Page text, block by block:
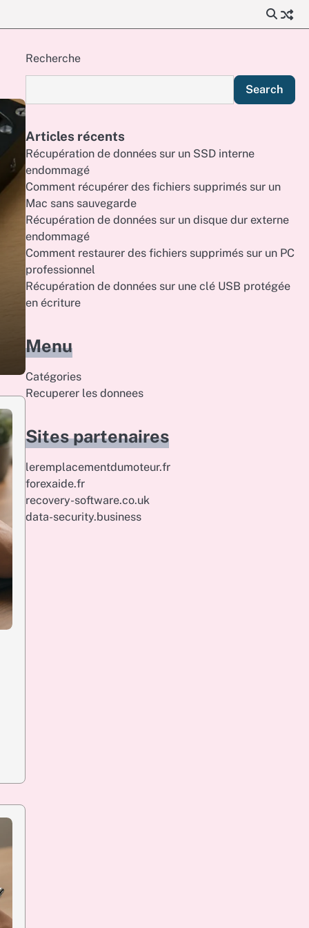
Recherche
Search
Articles récents
Récupération de données sur un SSD interne
endommagé
Comment récupérer des fichiers supprimés sur un
Mac sans sauvegarde
Récupération de données sur un disque dur externe
endommagé
Comment restaurer des fichiers supprimés sur un PC
professionnel
Récupération de données sur une clé USB protégée
en écriture
Menu
Catégories
Recuperer les donnees
Sites partenaires
leremplacementdumoteur.fr
forexaide.fr
recovery-software.co.uk
data-security.business